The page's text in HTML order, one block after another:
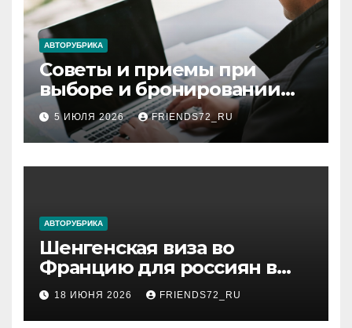
АВТОРУБРИКА
Советы и приемы при
выборе и бронировании
авиабилетов
5 ИЮЛЯ 2026 FRIENDS72_RU
АВТОРУБРИКА
Шенгенская виза во
Францию для россиян в
2026 году: сроки от 3 дней
и список необходимых
18 ИЮНЯ 2026 FRIENDS72_RU